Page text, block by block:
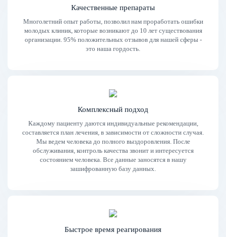
Качественные препараты
Многолетний опыт работы, позволил нам проработать ошибки
молодых клиник, которые возникают до 10 лет существования
организации. 95% положительных отзывов для нашей сферы -
это наша гордость.
Комплексный подход
Каждому пациенту даются индивидуальные рекомендации,
составляется план лечения, в зависимости от сложности случая.
Мы ведем человека до полного выздоровления. После
обслуживания, контроль качества звонит и интересуется
состоянием человека. Все данные заносятся в нашу
зашифрованную базу данных.
Быстрое время реагирования